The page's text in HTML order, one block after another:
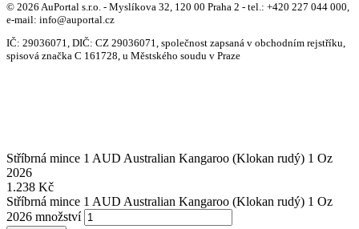
© 2026 AuPortal s.r.o. - Myslíkova 32, 120 00 Praha 2 - tel.: +420 227 044 000,
e-mail: info@auportal.cz
IČ: 29036071, DIČ: CZ 29036071, společnost zapsaná v obchodním rejstříku,
spisová značka C 161728, u Městského soudu v Praze
Stříbrná mince 1 AUD Australian Kangaroo (Klokan rudý) 1 Oz
2026
1.238 Kč
Stříbrná mince 1 AUD Australian Kangaroo (Klokan rudý) 1 Oz
2026 množství